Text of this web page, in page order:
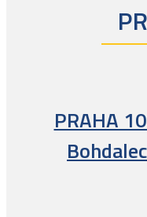
PRAHA
Bohdalec